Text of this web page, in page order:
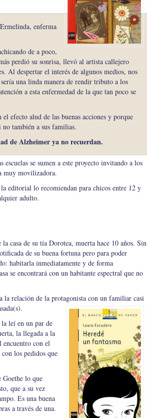
enferma
de a poco,
perdió su sonrisa, llevó al artista callejero
Al despertar el interés de algunos medios, nos
una linda manera de rendir tributo a los
a esta enfermedad de la que tan poco se
efecto alud de las buenas acciones y porque
no también a sus familias.
de Alzheimer ya no recuerdan.
se sumen a este proyecto invitando a los
muy movilizadora.
editorial lo recomiendan para chicos entre 12 y
adulto.
casa de su tía Dorotea, muerta hace 10 años. Sin
de su buena fortuna pero para poder
habitarla inmediatamente y de forma
se encontrará con un habitante espectral que no
la relación de la protagonista con un familiar casi
la leí en un par de
la llegada a la
encuentro con el
los pedidos que
Goethe lo que
que a su vez
Es una buena
a través de una.